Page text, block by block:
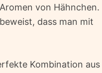
von Hähnchen.
dass man mit
Kombination aus